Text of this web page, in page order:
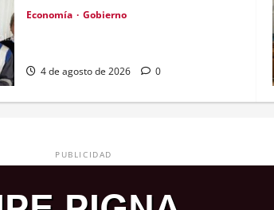
Economía Gobierno
4 de agosto de 2026 0
PUBLICIDAD